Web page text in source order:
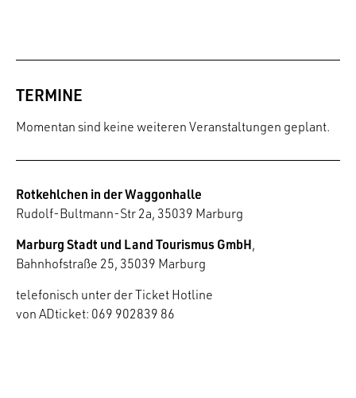
TERMINE
Momentan sind keine weiteren Veranstaltungen geplant.
Rotkehlchen in der Waggonhalle
Rudolf-Bultmann-Str 2a, 35039 Marburg
Marburg Stadt und Land Tourismus GmbH,
Bahnhofstraße 25, 35039 Marburg
telefonisch unter der Ticket Hotline
von ADticket: 069 902839 86